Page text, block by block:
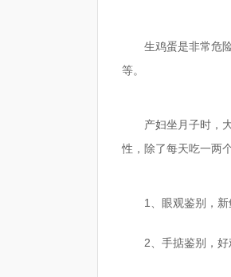
生鸡蛋是非常危
等。
产妇坐月子时，
性，除了每天吃一两
1、眼观鉴别，
2、手掂鉴别，